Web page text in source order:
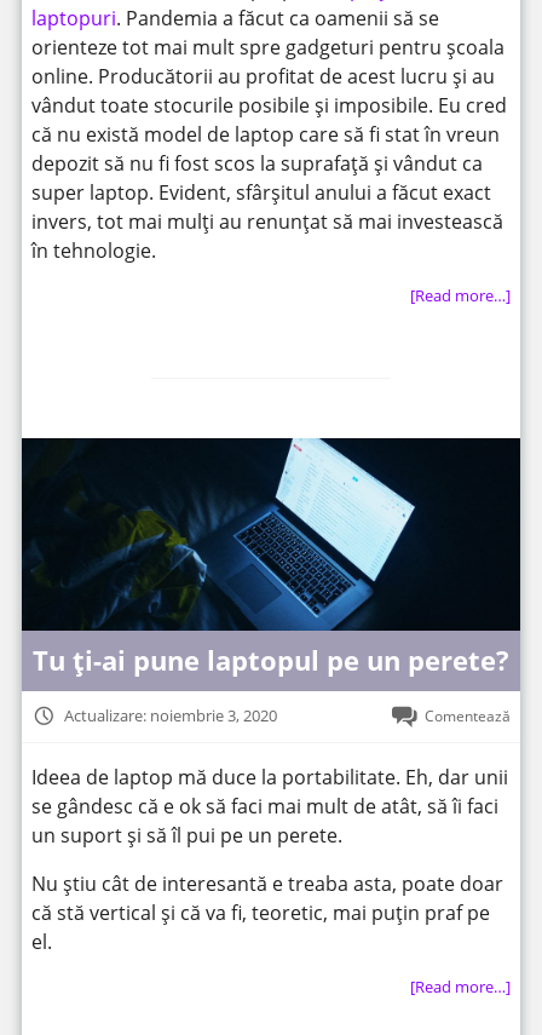
laptopuri. Pandemia a făcut ca oamenii să se
orienteze tot mai mult spre gadgeturi pentru școala
online. Producătorii au profitat de acest lucru și au
vândut toate stocurile posibile și imposibile. Eu cred
că nu există model de laptop care să fi stat în vreun
depozit să nu fi fost scos la suprafață și vândut ca
super laptop. Evident, sfârșitul anului a făcut exact
invers, tot mai mulți au renunțat să mai investească
în tehnologie.
[Read more…]
Tu ți-ai pune laptopul pe un perete?
Actualizare: noiembrie 3, 2020 Comentează
Ideea de laptop mă duce la portabilitate. Eh, dar unii
se gândesc că e ok să faci mai mult de atât, să îi faci
un suport și să îl pui pe un perete.
Nu știu cât de interesantă e treaba asta, poate doar
că stă vertical și că va fi, teoretic, mai puțin praf pe
el.
[Read more…]